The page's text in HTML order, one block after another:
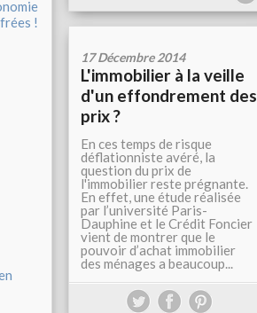
!
17 Décembre 2014
L'immobilier à la veille
d'un effondrement des
prix ?
En ces temps de risque
déflationniste avéré, la
question du prix de
l'immobilier reste prégnante.
En effet, une étude réalisée
par l’université Paris-
Dauphine et le Crédit Foncier
vient de montrer que le
pouvoir d’achat immobilier
des ménages a beaucoup...